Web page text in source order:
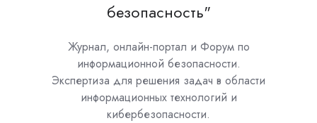
безопасность"
Журнал, онлайн-портал и Форум по
информационной безопасности.
Экспертиза для решения задач в области
информационных технологий и
кибербезопасности.